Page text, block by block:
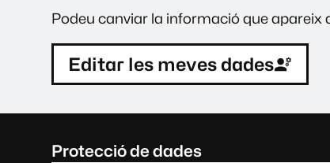
Podeu canviar la informació que apareix
Editar les meves dades
Protecció de dades